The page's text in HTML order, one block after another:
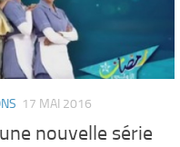
17 MAI 2016
nouvelle série